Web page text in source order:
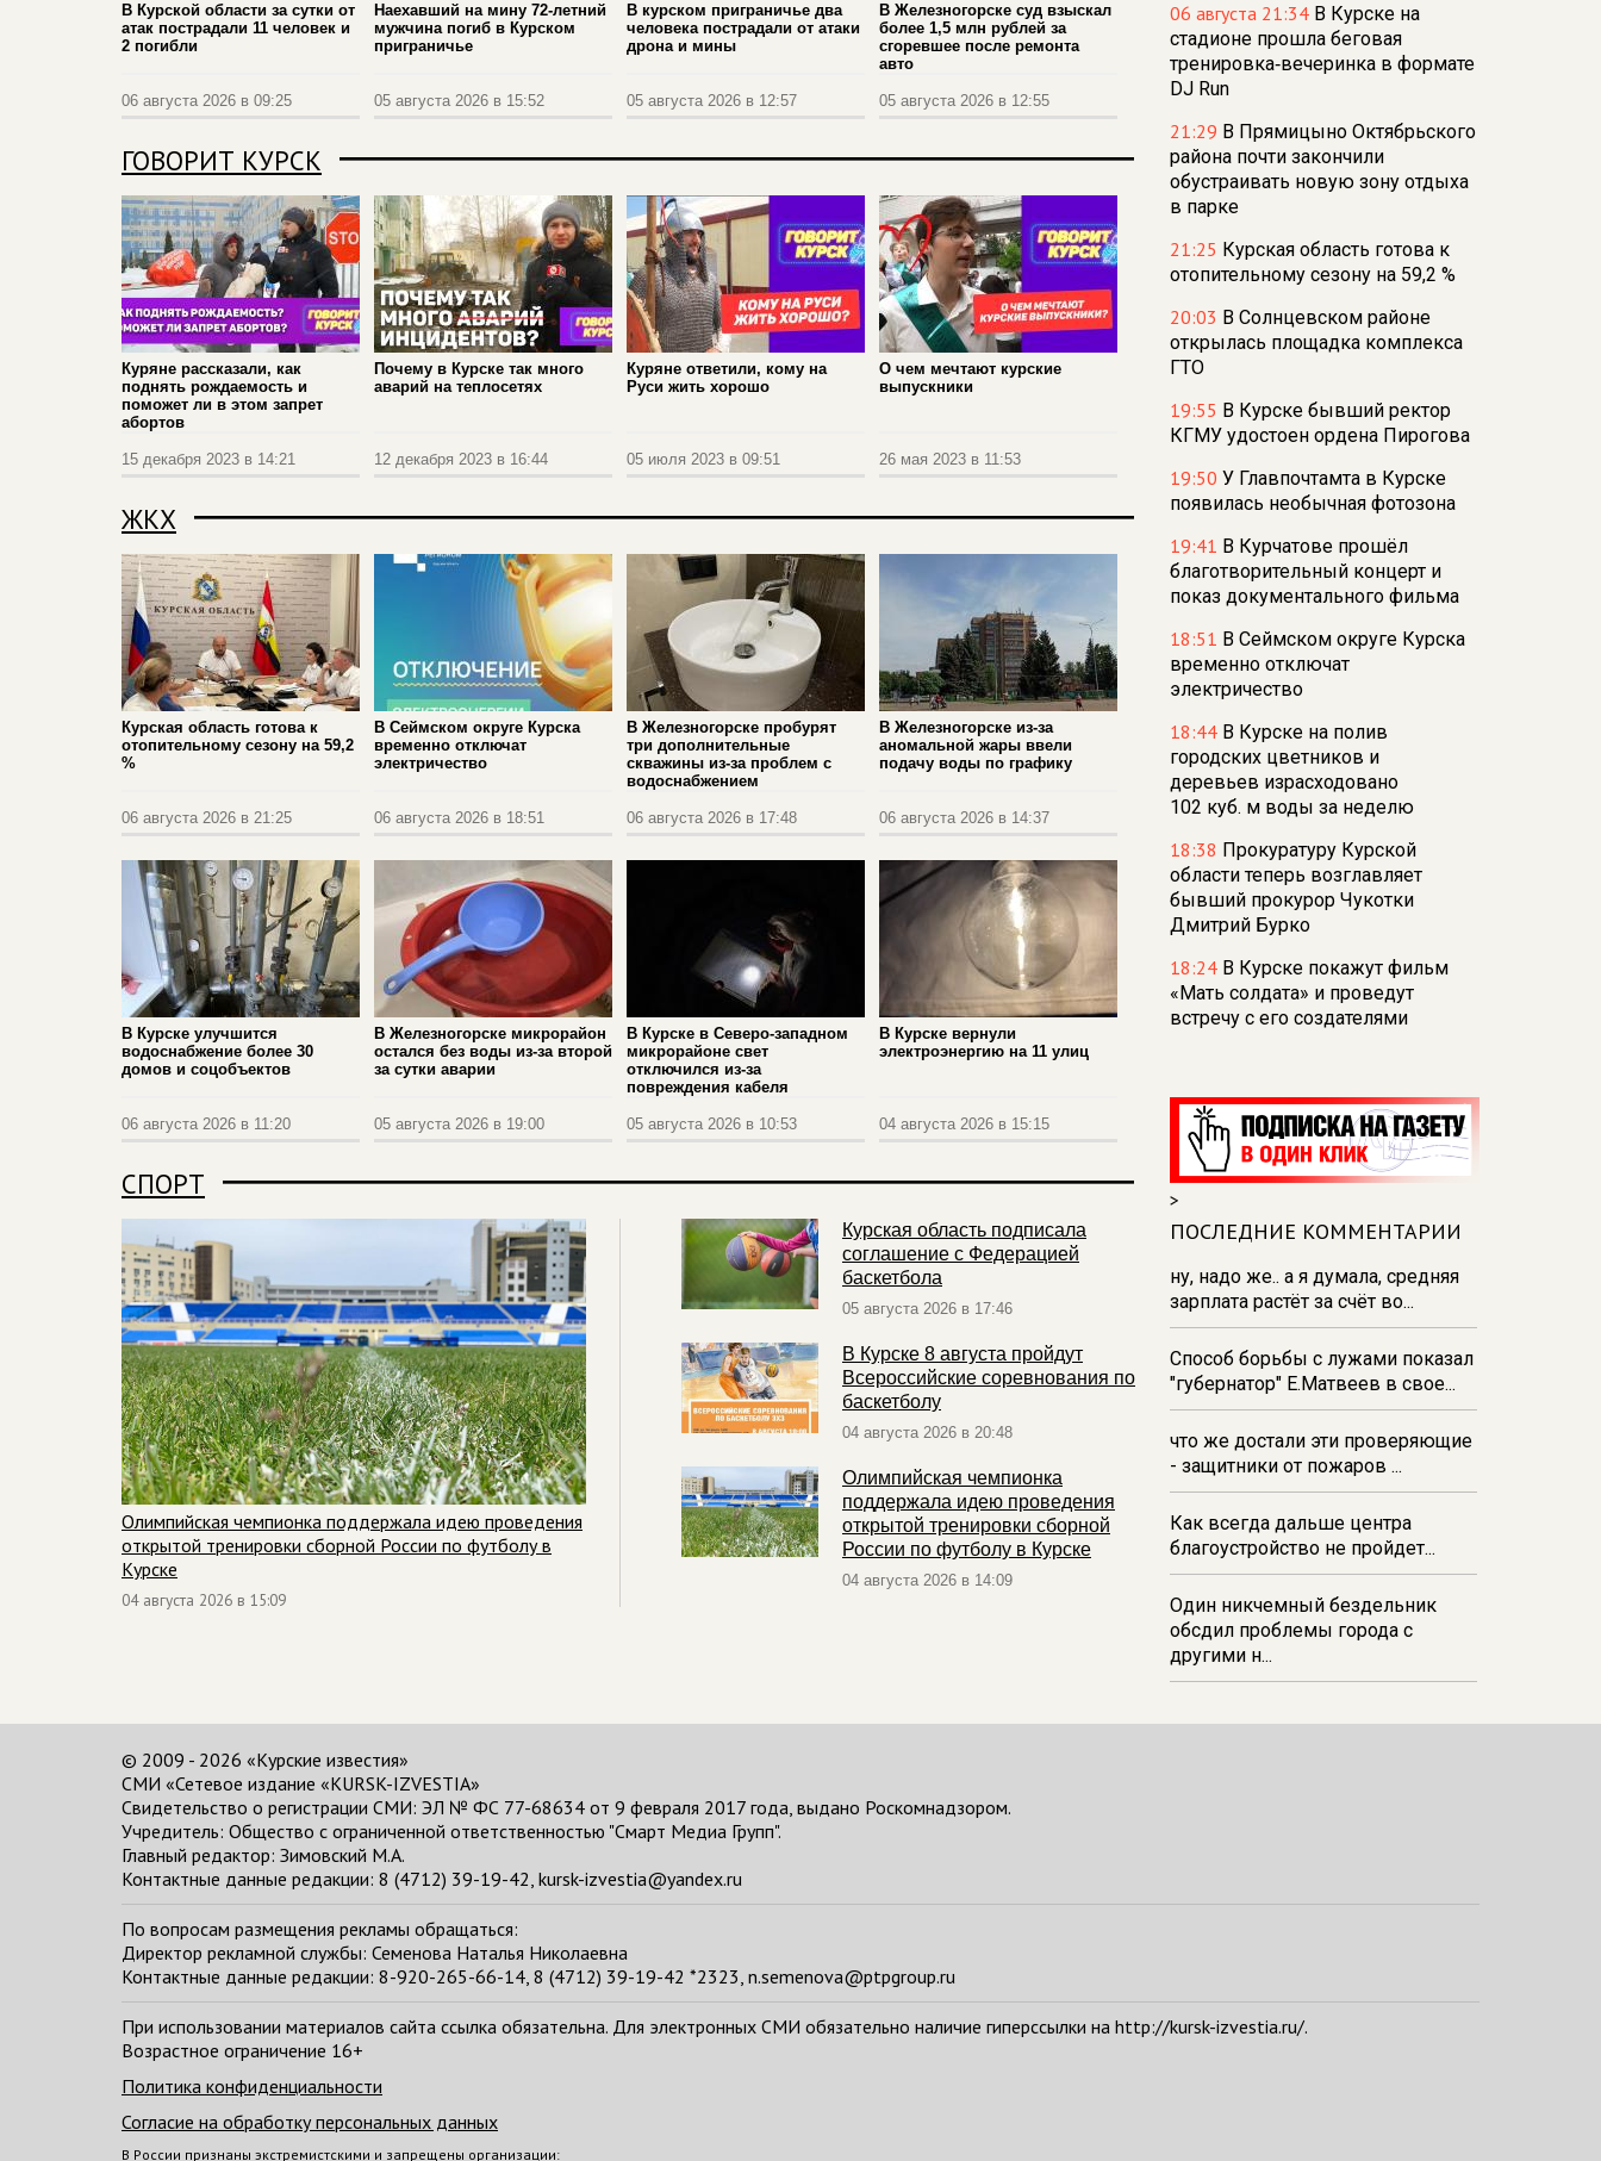
В Курской области за сутки от
атак пострадали 11 человек и
2 погибли
06 августа 2026 в 09:25
Наехавший на мину 72-летний
мужчина погиб в Курском
приграничье
05 августа 2026 в 15:52
В курском приграничье два
человека пострадали от атаки
дрона и мины
05 августа 2026 в 12:57
В Железногорске суд взыскал
более 1,5 млн рублей за
сгоревшее после ремонта
авто
05 августа 2026 в 12:55
ГОВОРИТ КУРСК
Куряне рассказали, как
поднять рождаемость и
поможет ли в этом запрет
абортов
15 декабря 2023 в 14:21
Почему в Курске так много
аварий на теплосетях
12 декабря 2023 в 16:44
Куряне ответили, кому на
Руси жить хорошо
05 июля 2023 в 09:51
О чем мечтают курские
выпускники
26 мая 2023 в 11:53
ЖКХ
Курская область готова к
отопительному сезону на 59,2
%
06 августа 2026 в 21:25
В Сеймском округе Курска
временно отключат
электричество
06 августа 2026 в 18:51
В Железногорске пробурят
три дополнительные
скважины из‑за проблем с
водоснабжением
06 августа 2026 в 17:48
В Железногорске из-за
аномальной жары ввели
подачу воды по графику
06 августа 2026 в 14:37
В Курске улучшится
водоснабжение более 30
домов и соцобъектов
06 августа 2026 в 11:20
В Железногорске микрорайон
остался без воды из-за второй
за сутки аварии
05 августа 2026 в 19:00
В Курске в Северо-западном
микрорайоне свет
отключился из-за
повреждения кабеля
05 августа 2026 в 10:53
В Курске вернули
электроэнергию на 11 улиц
04 августа 2026 в 15:15
СПОРТ
Олимпийская чемпионка поддержала идею проведения
открытой тренировки сборной России по футболу в
Курске
04 августа 2026 в 15:09
Курская область подписала
соглашение с Федерацией
баскетбола
05 августа 2026 в 17:46
В Курске 8 августа пройдут
Всероссийские соревнования по
баскетболу
04 августа 2026 в 20:48
Олимпийская чемпионка
поддержала идею проведения
открытой тренировки сборной
России по футболу в Курске
04 августа 2026 в 14:09
06 августа 21:34 В Курске на
стадионе прошла беговая
тренировка‑вечеринка в формате
DJ Run
21:29 В Прямицыно Октябрьского
района почти закончили
обустраивать новую зону отдыха
в парке
21:25 Курская область готова к
отопительному сезону на 59,2 %
20:03 В Солнцевском районе
открылась площадка комплекса
ГТО
19:55 В Курске бывший ректор
КГМУ удостоен ордена Пирогова
19:50 У Главпочтамта в Курске
появилась необычная фотозона
19:41 В Курчатове прошёл
благотворительный концерт и
показ документального фильма
18:51 В Сеймском округе Курска
временно отключат
электричество
18:44 В Курске на полив
городских цветников и
деревьев израсходовано
102 куб. м воды за неделю
18:38 Прокуратуру Курской
области теперь возглавляет
бывший прокурор Чукотки
Дмитрий Бурко
18:24 В Курске покажут фильм
«Мать солдата» и проведут
встречу с его создателями
из‑за проблем с водоснабжением
17:23
В Курске установили две
камеры ПДД на превышение
скорости
16:55В Курске жителя
Тюменской области осудили за
незаконную перевозку
взрывчатки
16:47В Курске капремонт дорог
выполнен на 54%
>
ПОСЛЕДНИЕ КОММЕНТАРИИ
ну, надо же.. а я думала, средняя
зарплата растёт за счёт во...
Способ борьбы с лужами показал
"губернатор" Е.Матвеев в свое...
что же достали эти проверяющие
- защитники от пожаров ...
Как всегда дальше центра
благоустройство не пройдет...
Один никчемный бездельник
обсдил проблемы города с
другими н...
© 2009 - 2026 «Курские известия»
СМИ «Сетевое издание «KURSK-IZVESTIA»
Свидетельство о регистрации СМИ: ЭЛ № ФС 77-68634 от 9 февраля 2017 года, выдано Роскомнадзором.
Учредитель: Общество с ограниченной ответственностью "Смарт Медиа Групп".
Главный редактор: Зимовский М.А.
Контактные данные редакции: 8 (4712) 39-19-42, kursk-izvestia@yandex.ru
По вопросам размещения рекламы обращаться:
Директор рекламной службы: Семенова Наталья Николаевна
Контактные данные редакции: 8-920-265-66-14, 8 (4712) 39-19-42 *2323, n.semenova@ptpgroup.ru
При использовании материалов сайта ссылка обязательна. Для электронных СМИ обязательно наличие гиперссылки на http://kursk-izvestia.ru/.
Возрастное ограничение 16+
Политика конфиденциальности
Согласие на обработку персональных данных
В России признаны экстремистскими и запрещены организации: